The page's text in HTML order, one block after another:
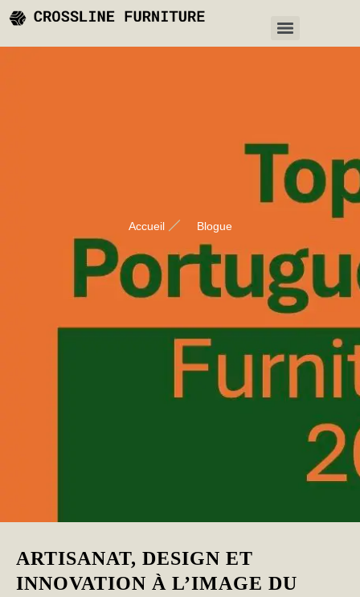
Accueil Blogue
ARTISANAT, DESIGN ET
INNOVATION À L’IMAGE DU